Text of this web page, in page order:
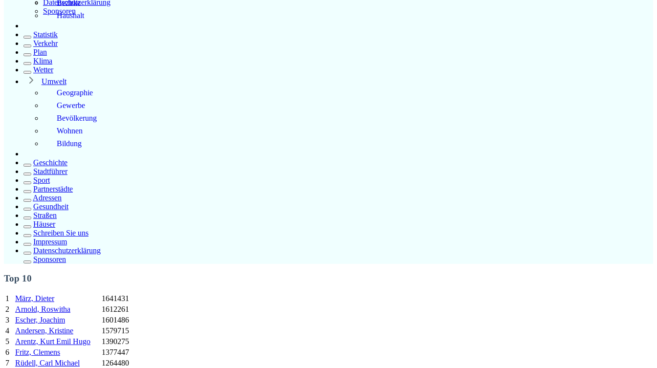
Datenschutzerklärung
Sponsoren
Bezirke
Haushalt
Statistik
Verkehr
Plan
Klima
Wetter
Umwelt
Geographie
Gewerbe
Bevölkerung
Wohnen
Bildung
Geschichte
Stadtführer
Sport
Partnerstädte
Adressen
Gesundheit
Straßen
Häuser
Schreiben Sie uns
Impressum
Datenschutzerklärung
Sponsoren
Top 10
1 März, Dieter
1641431
2
Arnold, Roswitha
1612261
3
Escher, Joachim
1601486
4
Andersen, Kristine
1579715
5
Arentz, KurtEmil Hugo
1390275
6
Fritz, Clemens
1377447
7
Rüdell, Carl Michael
1264480